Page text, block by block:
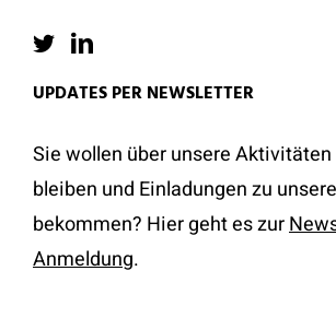
UPDATES PER NEWSLETTER
Sie wollen über unsere
bleiben und Einladungen zu
bekommen? Hier geht es zur
Anmeldung.